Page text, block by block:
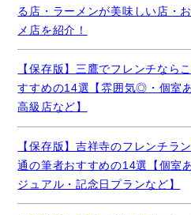
る店・ラーメンが美味しい店・
メ店を紹介！
【保存版】三鷹でフレンチなら
すすめの14選【雰囲気◎・個室
高級店など】
【保存版】吉祥寺のフレンチラ
通の筆者おすすめの14選【個室
ジュアル・記念日プランなど】